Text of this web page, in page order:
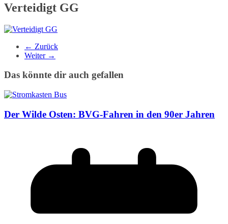
Verteidigt GG
← Zurück
Weiter →
Das könnte dir auch gefallen
Der Wilde Osten: BVG-Fahren in den 90er Jahren